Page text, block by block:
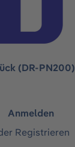
(DR-PN200)
Anmelden
Registrieren